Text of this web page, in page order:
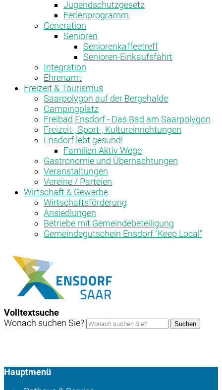
Jugendschutzgesetz
Ferienprogramm
Generation
Senioren
Seniorenkaffeetreff
Senioren-Einkaufsfahrt
Integration
Ehrenamt
Freizeit & Tourismus
Saarpolygon auf der Bergehalde
Campingplatz
Freibad Ensdorf - Das Bad am Saarpolygon
Freizeit-, Sport-, Kultureinrichtungen
Ensdorf lebt gesund!
Familien Aktiv Wege
Gastronomie und Übernachtungen
Veranstaltungen
Vereine / Parteien
Wirtschaft & Gewerbe
Wirtschaftsförderung
Ansiedlungen
Betriebe mit Gemeindebeteiligung
Gemeindegutschein Ensdorf "Keep Local"
Volltextsuche
Wonach suchen Sie?
Suchen
Hauptmenü